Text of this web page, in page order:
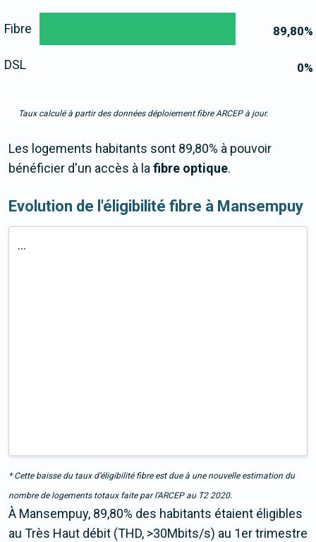
89,80%
0%
Fibre
DSL
Taux calculé à partir des données déploiement fibre ARCEP à jour.
Les logements habitants sont 89,80% à pouvoir
bénéficier d'un accès à lafibre optique.
Evolution de l'éligibilité fibre à Mansempuy
...
* Cette baisse du taux d’éligibilité fibre est due à une nouvelle estimation du
nombre de logements totaux faite par l’ARCEP au T2 2020.
À Mansempuy, 89,80% des habitants étaient éligibles
au Très Haut débit (THD, >30Mbits/s) au 1er trimestre